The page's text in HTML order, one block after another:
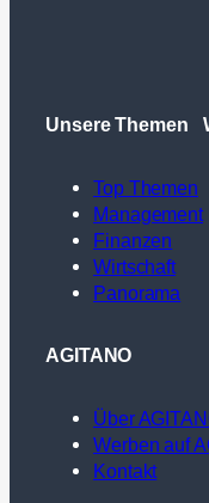
Unsere Themen
Top Themen
Management
Finanzen
Wirtschaft
Panorama
AGITANO
Über
Werben auf
Kontakt